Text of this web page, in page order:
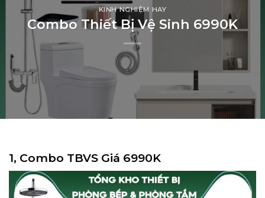
KINH NGHIỆM HAY
Combo Thiết Bị Vệ Sinh 6990K
1, Combo TBVS Giá 6990K